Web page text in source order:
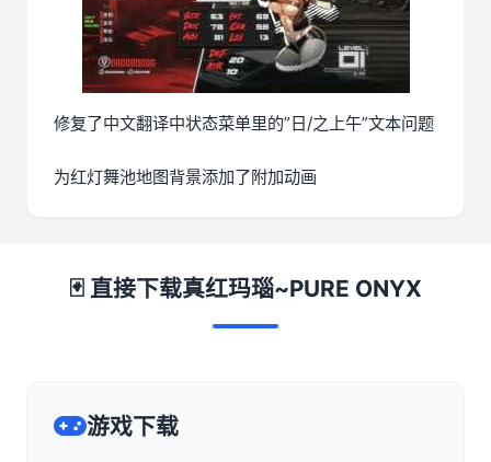
修复了中文翻译中状态菜单里的”日/之上午”文本问题
为红灯舞池地图背景添加了附加动画
🃏 直接下载真红玛瑙~PURE ONYX
游戏下载